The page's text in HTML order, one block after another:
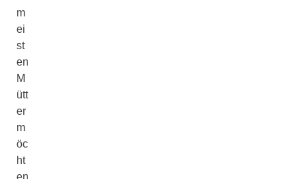
m
ei
st
en
M
ütt
er
m
öc
ht
en